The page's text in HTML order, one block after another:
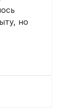
но